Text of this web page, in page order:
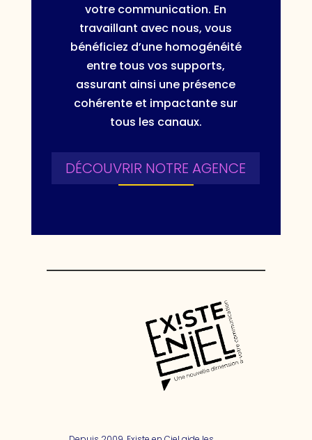
votre communication. En
travaillant avec nous, vous
bénéficiez d’une homogénéité
entre tous vos supports,
assurant ainsi une présence
cohérente et impactante sur
tous les canaux.
DÉCOUVRIR NOTRE AGENCE